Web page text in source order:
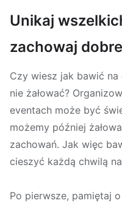
Unikaj
zachowaj dobre
Czy wiesz jak bawić
nie żałować?
eventach może być
możemy później
zachowań. Jak więc
cieszyć każdą chwilą
Po pierwsze, pamiętaj